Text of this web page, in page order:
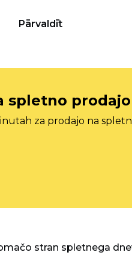
Pārvaldīt
spletno prodajo
za prodajo na
stran spletnega